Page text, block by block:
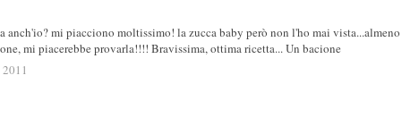
anch'io? mi piacciono moltissimo! la zucca baby però non l'ho mai vista...almeno
mi piacerebbe provarla!!!! Bravissima, ottima ricetta... Un bacione